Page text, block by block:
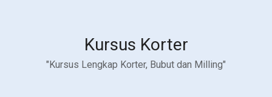
Kursus Korter
"Kursus Lengkap Korter, Bubut dan Milling"